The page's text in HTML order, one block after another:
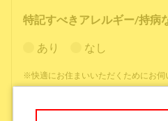
特記すべきアレルギー/持病
あり なし
※快適にお住まいいただくためにお伺